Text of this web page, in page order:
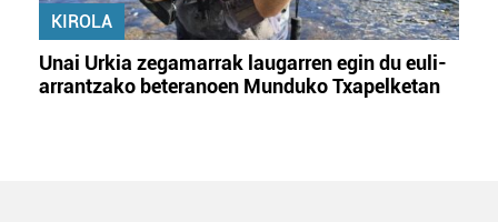
KIROLA
Unai Urkia zegamarrak laugarren egin du euli-
arrantzako beteranoen Munduko Txapelketan